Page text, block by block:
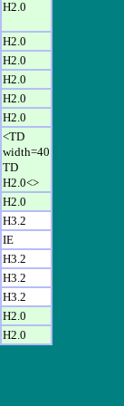
H2.0
H2.0
H2.0
H2.0
H2.0
H2.0
<TD
width=40
TD
H2.0<>
H2.0
H3.2
IE
H3.2
H3.2
H3.2
H2.0
H2.0